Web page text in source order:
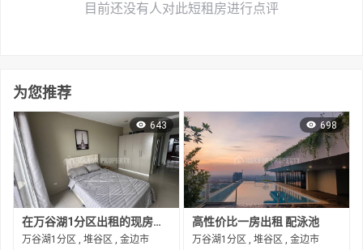
目前还没有人对此短租房进行点评
为您推荐
643
在万谷湖1分区出租的现房公寓
万谷湖1分区 , 堆谷区 , 金边市
698
高性价比一房出租 配泳池
万谷湖1分区 , 堆谷区 , 金边市